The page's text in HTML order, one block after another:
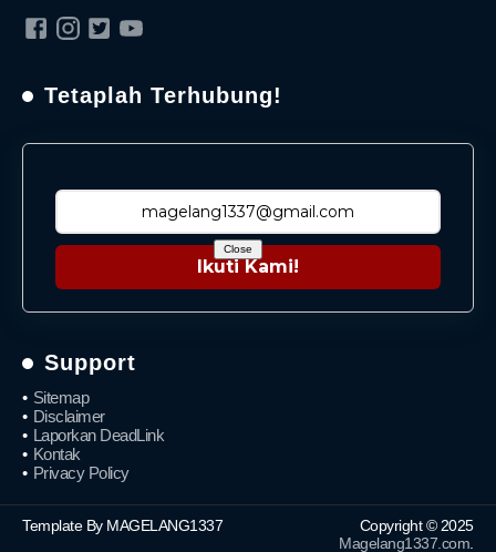
Tetaplah Terhubung!
Ikuti Kami!
Support
Sitemap
Disclaimer
Laporkan DeadLink
Kontak
Privacy Policy
Template By MAGELANG1337
Copyright © 2025
Magelang1337.com
Close